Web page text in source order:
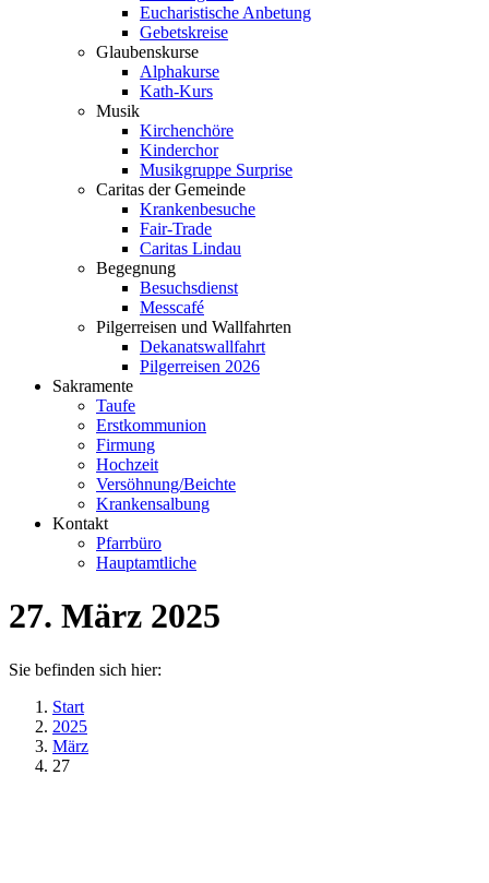
Eucharistische Anbetung
Gebetskreise
Glaubenskurse
Alphakurse
Kath-Kurs
Musik
Kirchenchöre
Kinderchor
Musikgruppe Surprise
Caritas der Gemeinde
Krankenbesuche
Fair-Trade
Caritas Lindau
Begegnung
Besuchsdienst
Messcafé
Pilgerreisen und Wallfahrten
Dekanatswallfahrt
Pilgerreisen 2026
Sakramente
Taufe
Erstkommunion
Firmung
Hochzeit
Versöhnung/Beichte
Krankensalbung
Kontakt
Pfarrbüro
Hauptamtliche
27. März 2025
Sie befinden sich hier:
Start
2025
März
27